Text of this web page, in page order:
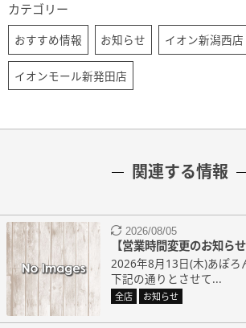
カテゴリー
おすすめ情報 お知らせ イオン新潟西店
イオンモール新発田店
関連する情報
2026/08/05
【営業時間変更のお知らせ
2026年8月13日(木)あぽろ
下記の通りとさせて...
全店 お知らせ